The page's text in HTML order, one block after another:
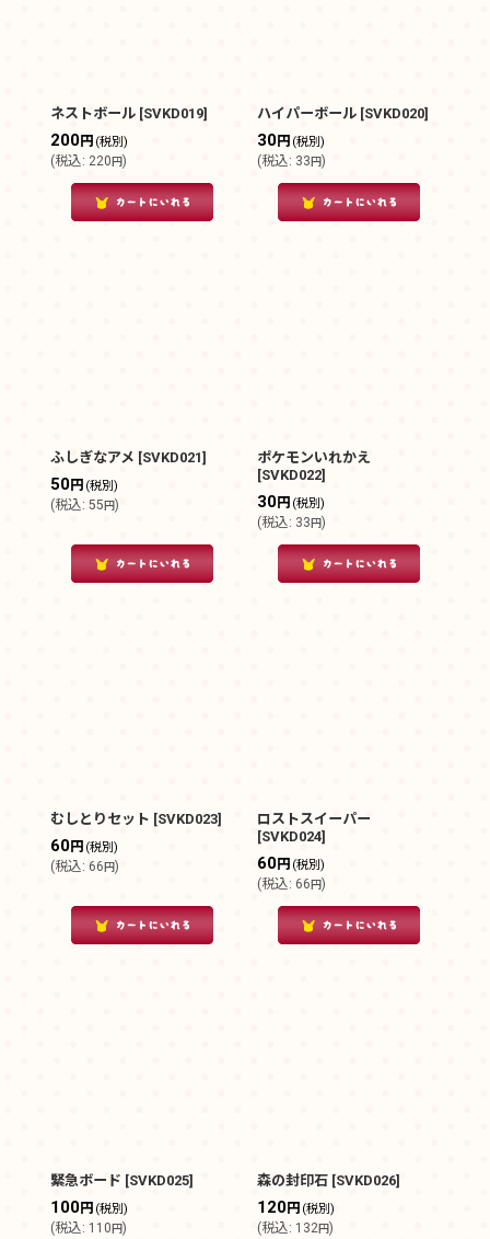
ネストボール [SVKD019]
200円 (税別)
(税込: 220円)
ハイパーボール [SVKD020]
30円 (税別)
(税込: 33円)
ふしぎなアメ [SVKD021]
50円 (税別)
(税込: 55円)
ポケモンいれかえ
[SVKD022]
30円 (税別)
(税込: 33円)
むしとりセット [SVKD023]
60円 (税別)
(税込: 66円)
ロストスイーパー
[SVKD024]
60円 (税別)
(税込: 66円)
緊急ボード [SVKD025]
100円 (税別)
(税込: 110円)
森の封印石 [SVKD026]
120円 (税別)
(税込: 132円)